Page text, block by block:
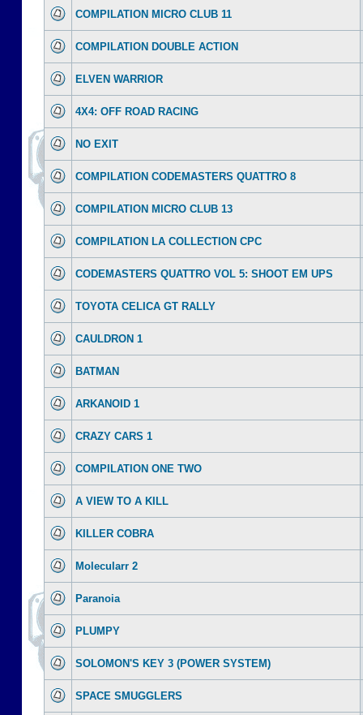
COMPILATION MICRO CLUB 11
COMPILATION DOUBLE ACTION
ELVEN WARRIOR
4X4: OFF ROAD RACING
NO EXIT
COMPILATION CODEMASTERS QUATTRO 8
COMPILATION MICRO CLUB 13
COMPILATION LA COLLECTION CPC
CODEMASTERS QUATTRO VOL 5: SHOOT EM UPS
TOYOTA CELICA GT RALLY
CAULDRON 1
BATMAN
ARKANOID 1
CRAZY CARS 1
COMPILATION ONE TWO
A VIEW TO A KILL
KILLER COBRA
Molecularr 2
Paranoia
PLUMPY
SOLOMON'S KEY 3 (POWER SYSTEM)
SPACE SMUGGLERS